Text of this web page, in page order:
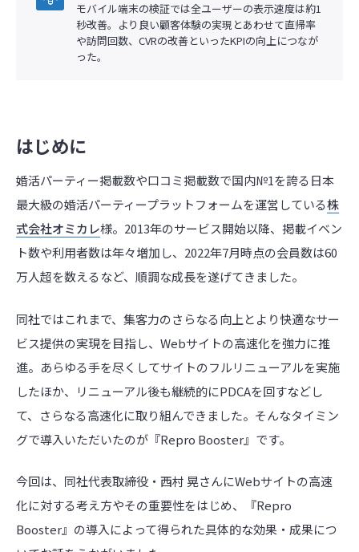
モバイル端末の検証では全ユーザーの表示速度は約1
秒改善。より良い顧客体験の実現とあわせて直帰率
や訪問回数、CVRの改善といったKPIの向上につなが
った。
はじめに
婚活パーティー掲載数や口コミ掲載数で国内№1を誇る日本
最大級の婚活パーティープラットフォームを運営している株
式会社オミカレ様。2013年のサービス開始以降、掲載イベン
ト数や利用者数は年々増加し、2022年7月時点の会員数は60
万人超を数えるなど、順調な成長を遂げてきました。
同社ではこれまで、集客力のさらなる向上とより快適なサー
ビス提供の実現を目指し、Webサイトの高速化を強力に推
進。あらゆる手を尽くしてサイトのフルリニューアルを実施
したほか、リニューアル後も継続的にPDCAを回すなどし
て、さらなる高速化に取り組んできました。そんなタイミン
グで導入いただいたのが『Repro Booster』です。
今回は、同社代表取締役・西村 晃さんにWebサイトの高速
化に対する考え方やその重要性をはじめ、『Repro
Booster』の導入によって得られた具体的な効果・成果につ